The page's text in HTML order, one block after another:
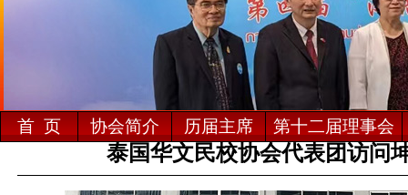
首 页 协会简介 历届主席 第十二届理事会
泰国华文民校协会代表团访问